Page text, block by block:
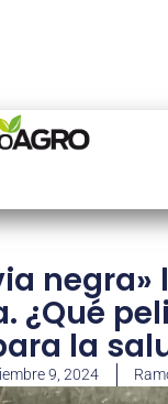
negra»
¿Qué
la
9, 2024